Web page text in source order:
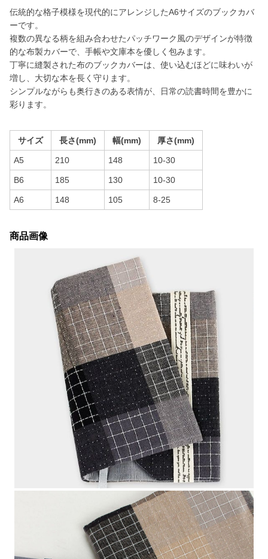
伝統的な格子模様を現代的にアレンジしたA6サイズのブックカバ
ーです。
複数の異なる柄を組み合わせたパッチワーク風のデザインが特徴
的な布製カバーで、手帳や文庫本を優しく包みます。
丁寧に縫製された布のブックカバーは、使い込むほどに味わいが
増し、大切な本を長く守ります。
シンプルながらも奥行きのある表情が、日常の読書時間を豊かに
彩ります。
サイズ 長さ(mm) 幅(mm) 厚さ(mm)
A5 210 148 10-30
B6 185 130 10-30
A6 148 105 8-25
商品画像